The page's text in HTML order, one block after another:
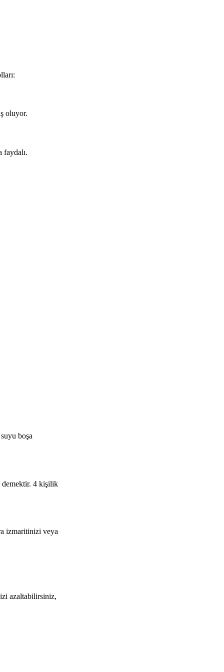
oluyor.
faydalı.
suyu boşa
demektir. 4 kişilik
izmaritinizi veya
azaltabilirsiniz,